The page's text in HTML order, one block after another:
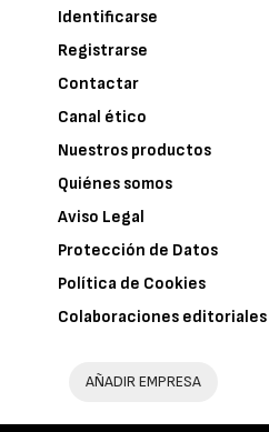
Identificarse
Registrarse
Contactar
Canal ético
Nuestros productos
Quiénes somos
Aviso Legal
Protección de Datos
Política de Cookies
Colaboraciones editoriales
AÑADIR EMPRESA